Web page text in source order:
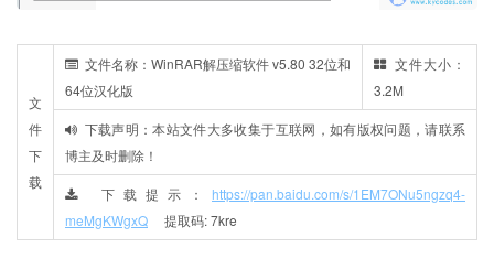
文
件
下
载
文件名称：WinRAR解压缩软件 v5.80 32位和
64位汉化版
文件大小：
3.2M
下载声明：本站文件大多收集于互联网，如有版权问题，请联系
博主及时删除！
下载提示： https://pan.baidu.com/s/1EM7ONu5ngzq4-
meMgKWgxQ
提取码: 7kre